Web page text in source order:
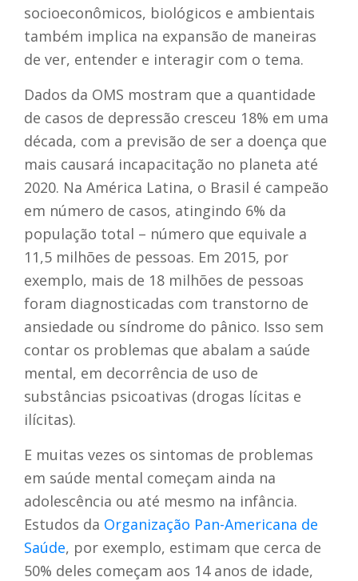
socioeconômicos, biológicos e ambientais
também implica na expansão de maneiras
de ver, entender e interagir com o tema.
Dados da OMS mostram que a quantidade
de casos de depressão cresceu 18% em uma
década, com a previsão de ser a doença que
mais causará incapacitação no planeta até
2020. Na América Latina, o Brasil é campeão
em número de casos, atingindo 6% da
população total – número que equivale a
11,5 milhões de pessoas. Em 2015, por
exemplo, mais de 18 milhões de pessoas
foram diagnosticadas com transtorno de
ansiedade ou síndrome do pânico. Isso sem
contar os problemas que abalam a saúde
mental, em decorrência de uso de
substâncias psicoativas (drogas lícitas e
ilícitas).
E muitas vezes os sintomas de problemas
em saúde mental começam ainda na
adolescência ou até mesmo na infância.
Estudos da Organização Pan-Americana de
Saúde, por exemplo, estimam que cerca de
50% deles começam aos 14 anos de idade,